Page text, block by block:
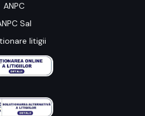
ANPC
Sal
litigii